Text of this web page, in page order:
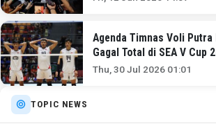
Agenda Timnas Voli
Gagal Total di SEA V Cup
demi Menggila di Asian
Thu, 30 Jul 2026 01:01
TOPIC NEWS